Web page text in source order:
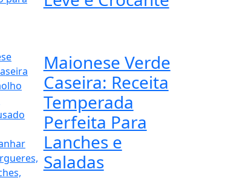
Maionese Verde
Caseira: Receita
Temperada
Perfeita Para
Lanches e
Saladas